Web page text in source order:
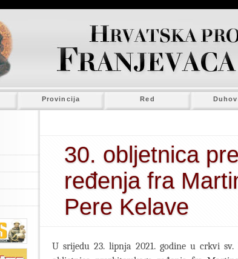
Provincija Red
30. obljetnica
ređenja fra
Pere Kelave
U srijedu 23. lipnja 2021. godine u crkvi